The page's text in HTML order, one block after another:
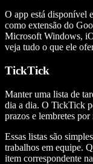
O app está disponível
como extensão do
Microsoft Windows,
veja tudo o que ele
TickTick
Manter uma lista de
dia a dia. O TickTick
prazos e lembretes
Essas listas são
trabalhos em equipe.
item correspondente